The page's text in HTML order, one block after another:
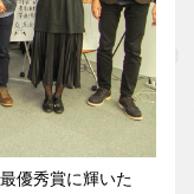
優秀賞に輝いた